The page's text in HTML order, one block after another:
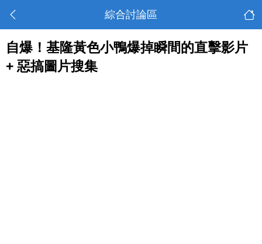
綜合討論區
自爆！基隆黃色小鴨爆掉瞬間的直擊影片
+ 惡搞圖片搜集